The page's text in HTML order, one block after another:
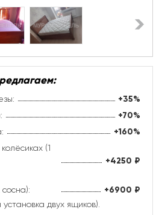
+35%
+70%
+160%
(1
+4250 ₽
+6900 ₽
двух ящиков).